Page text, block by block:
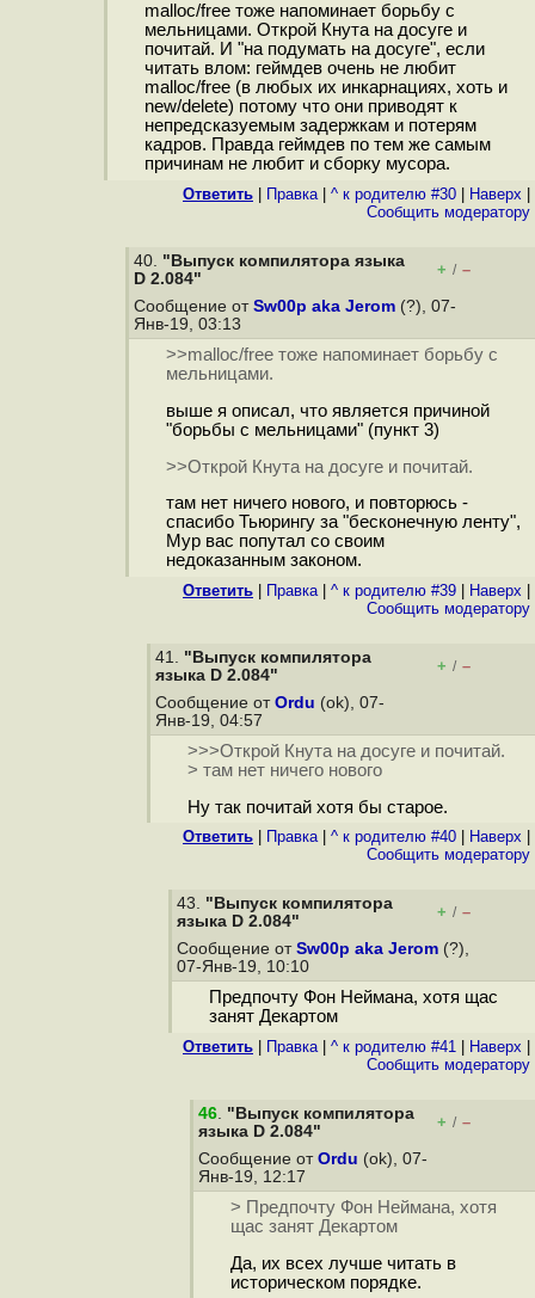
malloc/free тоже напоминает борьбу с
мельницами. Открой Кнута на досуге и
почитай. И "на подумать на досуге", если
читать влом: геймдев очень не любит
malloc/free (в любых их инкарнациях, хоть и
new/delete) потому что они приводят к
непредсказуемым задержкам и потерям
кадров. Правда геймдев по тем же самым
причинам не любит и сборку мусора.
Ответить Правка| ^ к родителю #30 Наверх
Cообщить модератору
40. "Выпуск компилятора языка
D 2.084"
+ / –
Сообщение от Sw00p aka Jerom (?), 07-
Янв-19, 03:13
>>malloc/free тоже напоминает борьбу с
мельницами.
выше я описал, что является причиной
"борьбы с мельницами" (пункт 3)
>>Открой Кнута на досуге и почитай.
там нет ничего нового, и повторюсь -
спасибо Тьюрингу за "бесконечную ленту",
Мур вас попутал со своим
недоказанным законом.
Ответить Правка| ^ к родителю #39 Наверх
Cообщить модератору
41. "Выпуск компилятора
языка D 2.084"
+ / –
Сообщение от Ordu (ok), 07-
Янв-19, 04:57
>>>Открой Кнута на досуге и почитай.
> там нет ничего нового
Ну так почитай хотя бы старое.
Ответить Правка| ^ к родителю #40 Наверх
Cообщить модератору
43. "Выпуск компилятора
языка D 2.084"
+ / –
Сообщение от Sw00p aka Jerom (?),
07-Янв-19, 10:10
Предпочту Фон Неймана, хотя щас
занят Декартом
Ответить Правка| ^ к родителю #41 Наверх
Cообщить модератору
46. "Выпуск компилятора
языка D 2.084"
+ / –
Сообщение от Ordu (ok), 07-
Янв-19, 12:17
> Предпочту Фон Неймана, хотя
щас занят Декартом
Да, их всех лучше читать в
историческом порядке.